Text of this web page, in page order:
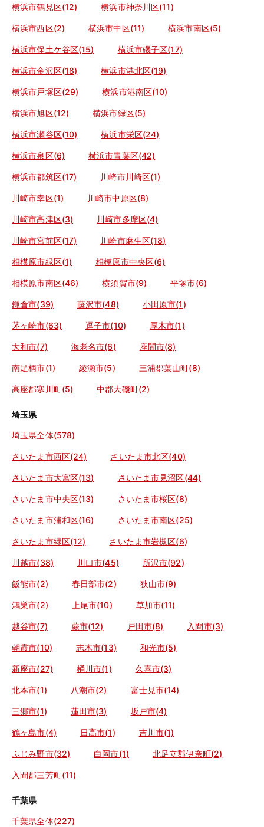
横浜市鶴見区(12) 横浜市神奈川区(11)
横浜市西区(2) 横浜市中区(11) 横浜市南区(5)
横浜市保土ケ谷区(15) 横浜市磯子区(17)
横浜市金沢区(18) 横浜市港北区(19)
横浜市戸塚区(29) 横浜市港南区(10)
横浜市旭区(12) 横浜市緑区(5)
横浜市瀬谷区(10) 横浜市栄区(24)
横浜市泉区(6) 横浜市青葉区(42)
横浜市都筑区(17) 川崎市川崎区(1)
川崎市幸区(1) 川崎市中原区(8)
川崎市高津区(3) 川崎市多摩区(4)
川崎市宮前区(17) 川崎市麻生区(18)
相模原市緑区(1) 相模原市中央区(6)
相模原市南区(46) 横須賀市(9) 平塚市(6)
鎌倉市(39) 藤沢市(48) 小田原市(1)
茅ヶ崎市(63) 逗子市(10) 厚木市(1)
大和市(7) 海老名市(6) 座間市(8)
南足柄市(1) 綾瀬市(5) 三浦郡葉山町(8)
高座郡寒川町(5) 中郡大磯町(2)
埼玉県
埼玉県全体(578)
さいたま市西区(24) さいたま市北区(40)
さいたま市大宮区(13) さいたま市見沼区(44)
さいたま市中央区(13) さいたま市桜区(8)
さいたま市浦和区(16) さいたま市南区(25)
さいたま市緑区(12) さいたま市岩槻区(6)
川越市(38) 川口市(45) 所沢市(92)
飯能市(2) 春日部市(2) 狭山市(9)
鴻巣市(2) 上尾市(10) 草加市(11)
越谷市(7) 蕨市(12) 戸田市(8) 入間市(3)
朝霞市(10) 志木市(13) 和光市(5)
新座市(27) 桶川市(1) 久喜市(3)
北本市(1) 八潮市(2) 富士見市(14)
三郷市(1) 蓮田市(3) 坂戸市(4)
鶴ヶ島市(4) 日高市(1) 吉川市(1)
ふじみ野市(32) 白岡市(1) 北足立郡伊奈町(2)
入間郡三芳町(11)
千葉県
千葉県全体(227)